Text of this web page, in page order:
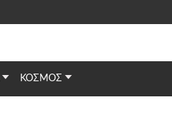
ΚΟΣΜΟΣ